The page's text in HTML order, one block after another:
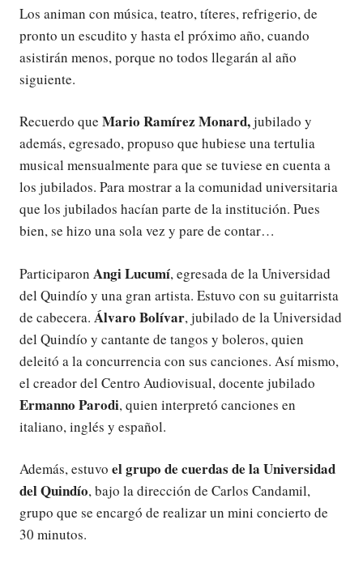
Los animan con música, teatro, títeres, refrigerio, de
pronto un escudito y hasta el próximo año, cuando
asistirán menos, porque no todos llegarán al año
siguiente.
Recuerdo que Mario Ramírez Monard,jubilado y
además, egresado, propuso que hubiese una tertulia
musical mensualmente para que se tuviese en cuenta a
los jubilados. Para mostrar a la comunidad universitaria
que los jubilados hacían parte de la institución. Pues
bien, se hizo una sola vez y pare de contar…
Participaron Angi Lucumí, egresada de la Universidad
del Quindío y una gran artista. Estuvo con su guitarrista
de cabecera. Álvaro Bolívar, jubilado de la Universidad
del Quindío y cantante de tangos y boleros, quien
deleitó a la concurrencia con sus canciones. Así mismo,
el creador del Centro Audiovisual, docente jubilado
Ermanno Parodi, quien interpretó canciones en
italiano, inglés y español.
Además, estuvo el grupo de cuerdas de la Universidad
del Quindío, bajo la dirección de Carlos Candamil,
grupo que se encargó de realizar un mini concierto de
30 minutos.